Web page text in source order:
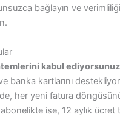
bağlayın ve
kabul
banka kartlarını
her yeni fatura
abonelikte ise, 12 aylık